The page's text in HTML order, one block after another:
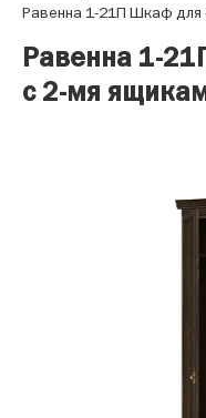
Равенна 1-21П Шкаф для
Равенна 1-
с 2-мя